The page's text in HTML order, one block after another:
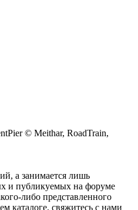
© Meithar, RoadTrain,
а занимается лишь
и публикуемых на форуме
либо представленного
каталоге, свяжитесь с нами